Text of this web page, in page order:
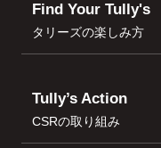
Find Your Tully's
タリーズの楽しみ方
Tully’s Action
CSRの取り組み